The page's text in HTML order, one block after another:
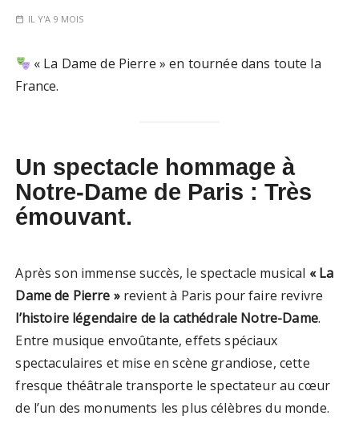
IL Y'A 9 MOIS
« La Dame de Pierre » en tournée dans toute la
France.
Un spectacle hommage à
Notre-Dame de Paris : Très
émouvant.
Après son immense succès, le spectacle musical « La
Dame de Pierre »revient à Paris pour faire revivre
l’histoire légendaire de la cathédrale Notre-Dame.
Entre musique envoûtante, effets spéciaux
spectaculaires et mise en scène grandiose, cette
fresque théâtrale transporte le spectateur au cœur
de l’un des monuments les plus célèbres du monde.